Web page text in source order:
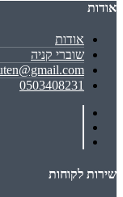
אודות
אודות
שוברי קניה
0503408231
שירות לקוחות